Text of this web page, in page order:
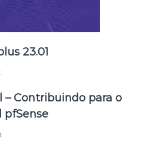
23.01
– Contribuindo para o
pfSense